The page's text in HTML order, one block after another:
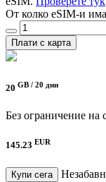
От колко eSIM-и
Плати с карта
20 GB / 20 дни
Без ограничение на
145.23 EUR
Купи сега